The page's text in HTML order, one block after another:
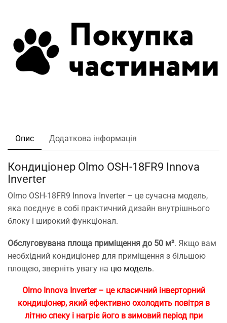
Опис Додаткова інформація
Кондиціонер Olmo OSH-18FR9 Innova
Inverter
Olmo OSH-18FR9 Innova Inverter – це сучасна модель,
яка поєднує в собі практичний дизайн внутрішнього
блоку і широкий функціонал.
Обслуговувана площа приміщення до 50 м². Якщо вам
необхідний кондиціонер для приміщення з більшою
площею, зверніть увагу на цю модель.
Olmo Innova Inverter – це класичний інверторний
кондиціонер, який ефективно охолодить повітря в
літню спеку і нагріє його в зимовий період при